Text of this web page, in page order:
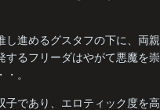
進めるグスタフの下に、両
るフリーダはやがて悪魔を
。
であり、エロティック度を